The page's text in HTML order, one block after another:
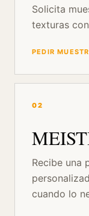
Solicita
texturas
PEDIR
02
Recibe una
cuando lo